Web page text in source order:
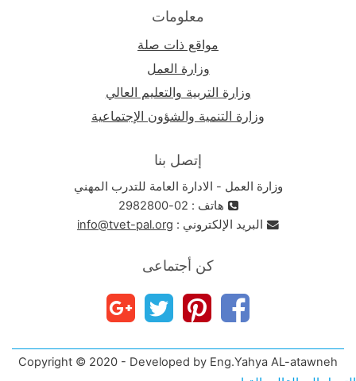
معلومات
مواقع ذات صلة
وزارة العمل
وزارة التربية والتعليم العالي
وزارة التنمية والشؤون الإجتماعية
إتصل بنا
وزارة العمل - الادارة العامة للتدرب المهني
هاتف : 02-2982800
البريد الإلكتروني : info@tvet-pal.org
كن أجتماعى
Copyright © 2020 - Developed by Eng.Yahya AL-atawneh